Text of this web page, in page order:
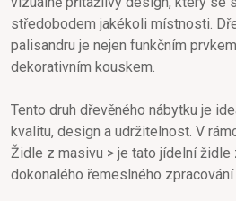
středobodem jakékoli místnosti.
palisandru je nejen funkčním
dekorativním kouskem.
Tento druh dřevěného nábytku je
kvalitu, design a udržitelnost. V
Židle z masivu > je tato jídelní
dokonalého řemeslného